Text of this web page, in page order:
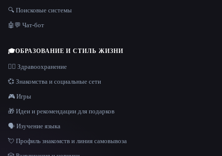
🔍 Поисковые системы
🤖💬 Чат-бот
🎓ОБРАЗОВАНИЕ И СТИЛЬ ЖИЗНИ
👩‍⚕️ Здравоохранение
💞 Знакомства и социальные сети
🎮 Игры
🎁 Идеи и рекомендации для подарков
🗣️ Изучение языка
💘 Профиль знакомств и линия самовывоза